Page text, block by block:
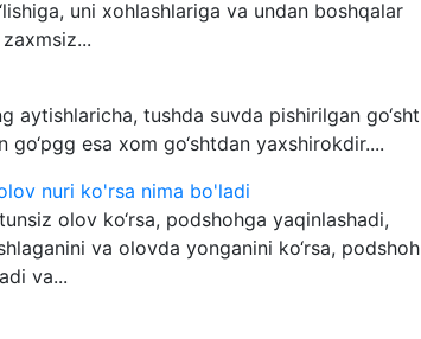
uni xohlashlariga va undan boshqalar
aytishlaricha, tushda suvda pishirilgan go‘sht
esa xom go‘shtdan yaxshirokdir....
nuri ko'rsa nima bo'ladi
olov ko‘rsa, podshohga yaqinlashadi,
va olovda yonganini ko‘rsa, podshoh
va...